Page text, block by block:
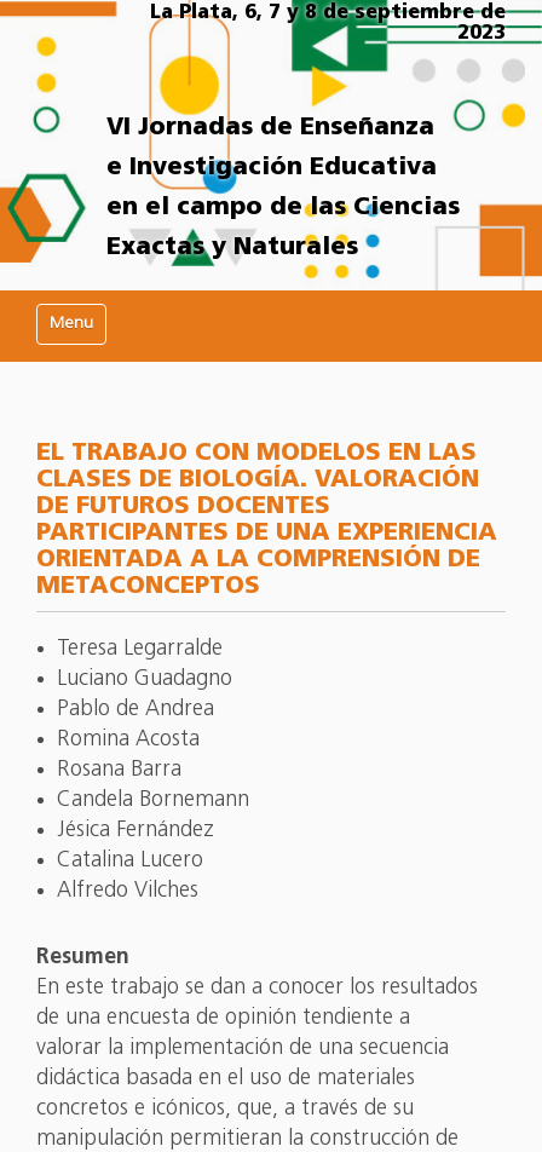
La Plata, 6, 7 y 8 de septiembre de
2023
VI Jornadas de Enseñanza
e Investigación Educativa
en el campo de las Ciencias
Exactas y Naturales
Mostrar/Ocultar navegación
EL TRABAJO CON MODELOS EN LAS
CLASES DE BIOLOGÍA. VALORACIÓN
DE FUTUROS DOCENTES
PARTICIPANTES DE UNA EXPERIENCIA
ORIENTADA A LA COMPRENSIÓN DE
METACONCEPTOS
Teresa Legarralde
Luciano Guadagno
Pablo de Andrea
Romina Acosta
Rosana Barra
Candela Bornemann
Jésica Fernández
Catalina Lucero
Alfredo Vilches
Resumen
En este trabajo se dan a conocer los resultados
de una encuesta de opinión tendiente a
valorar la implementación de una secuencia
didáctica basada en el uso de materiales
concretos e icónicos, que, a través de su
manipulación permitieran la construcción de